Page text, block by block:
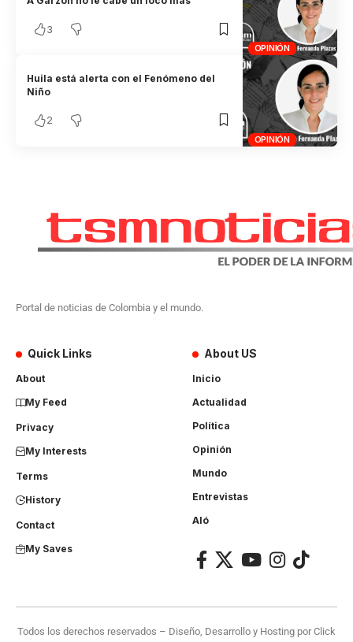
OPINIÓN
3
OPINIÓN
Huila está alerta con el Fenómeno del
Niño
2
Portal de noticias de Colombia y el mundo.
Quick Links
About
My Feed
Privacy
My Interests
Terms
History
Contact
My Saves
About US
Inicio
Actualidad
Política
Opinión
Mundo
Entrevistas
Aló
Todos los derechos reservados – Diseño, Desarrollo y Hosting porClick